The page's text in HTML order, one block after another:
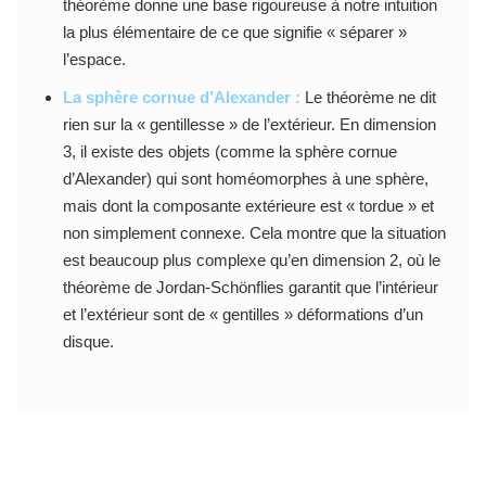
théorème donne une base rigoureuse à notre intuition
la plus élémentaire de ce que signifie « séparer »
l’espace.
La sphère cornue d’Alexander : Le théorème ne dit
rien sur la « gentillesse » de l’extérieur. En dimension
3, il existe des objets (comme la sphère cornue
d’Alexander) qui sont homéomorphes à une sphère,
mais dont la composante extérieure est « tordue » et
non simplement connexe. Cela montre que la situation
est beaucoup plus complexe qu’en dimension 2, où le
théorème de Jordan-Schönflies garantit que l’intérieur
et l’extérieur sont de « gentilles » déformations d’un
disque.